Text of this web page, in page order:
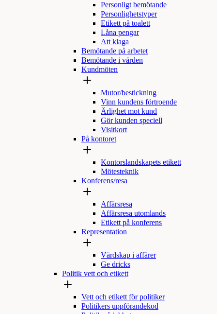
Personligt bemötande
Personlighetstyper
Etikett på toalett
Låna pengar
Att klaga
Bemötande på arbetet
Bemötande i vården
Kundmöten
Mutor/bestickning
Vinn kundens förtroende
Ärlighet mot kund
Gör kunden speciell
Visitkort
På kontoret
Kontorslandskapets etikett
Mötesteknik
Konferens/resa
Affärsresa
Affärsresa utomlands
Etikett på konferens
Representation
Värdskap i affärer
Ge dricks
Politik vett och etikett
Vett och etikett för politiker
Politikers uppförandekod